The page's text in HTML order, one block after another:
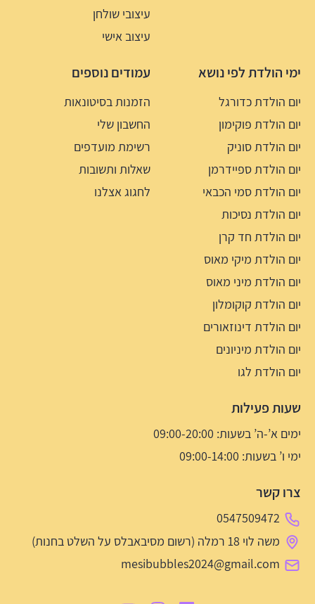
עיצובי שולחן
עיצוב אישי
ימי הולדת לפי נושא
יום הולדת כדורגל
יום הולדת פוקימון
יום הולדת סוניק
יום הולדת ספיידרמן
יום הולדת סמי הכבאי
יום הולדת נסיכות
יום הולדת חד קרן
יום הולדת מיקי מאוס
יום הולדת מיני מאוס
יום הולדת קוקומלון
יום הולדת דינוזאורים
יום הולדת מיניונים
יום הולדת לגו
עמודים נוספים
הזמנות בסיטונאות
החשבון שלי
רשימת מועדפים
שאלות ותשובות
לחגוג אצלנו
שעות פעילות
ימים א’-ה’ בשעות: 09:00-20:00
ימי ו’ בשעות: 09:00-14:00
צרו קשר
0547509472
משה לוי 18 רמלה (רשום מסיבאבלס על השלט בחנות)
mesibubbles2024@gmail.com